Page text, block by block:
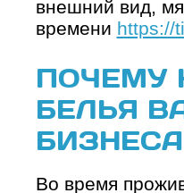
внешний вид,
времени https://
ПОЧЕМУ
БЕЛЬЯ
БИЗНЕСА
Во время